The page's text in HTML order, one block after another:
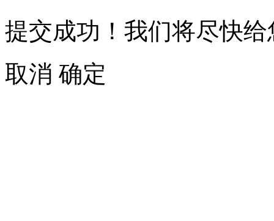
提交成功！我们将尽快
取消 确定